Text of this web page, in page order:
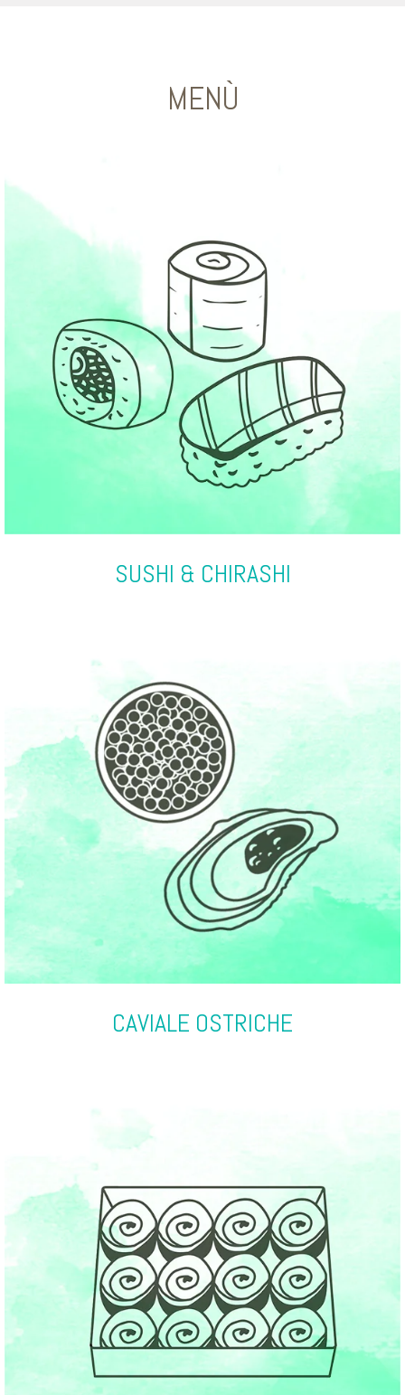
MENÙ
SUSHI & CHIRASHI
CAVIALE OSTRICHE